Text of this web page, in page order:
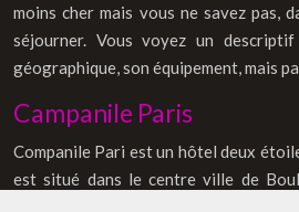
moins cher mais vous ne savez pas,
séjourner. Vous voyez un
géographique, son équipement, mais
Campanile Paris
Companile Pari est un hôtel deux
est situé dans le centre ville de